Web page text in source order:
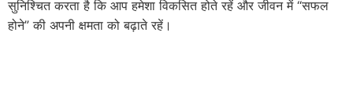
सुनिश्चित करता है कि आप हमेशा विकसित होते रहें और जीवन में “सफल
होने” की अपनी क्षमता को बढ़ाते रहें।